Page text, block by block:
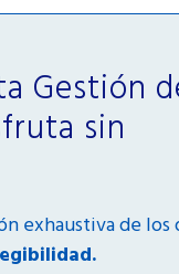
Gestión
sin
exhaustiva de los